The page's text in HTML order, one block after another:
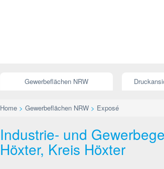
Gewerbeflächen NRW
Home > Gewerbeflächen NRW > Exposé
Industrie- und
Höxter, Kreis Höxter